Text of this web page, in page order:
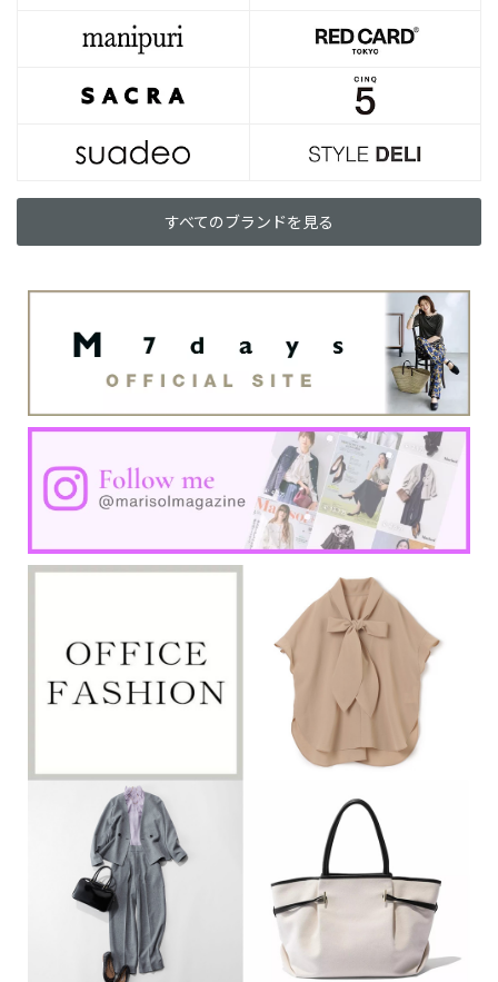
すべてのブランドを見る